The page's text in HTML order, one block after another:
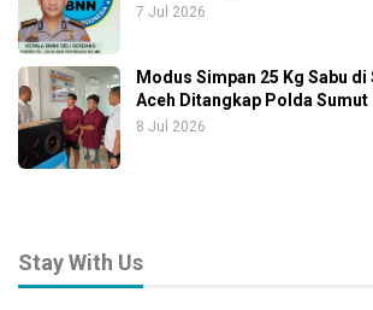
7 Jul 2026
Modus Simpan 25 Kg Sabu di
Aceh Ditangkap Polda Sumut
8 Jul 2026
Stay With Us